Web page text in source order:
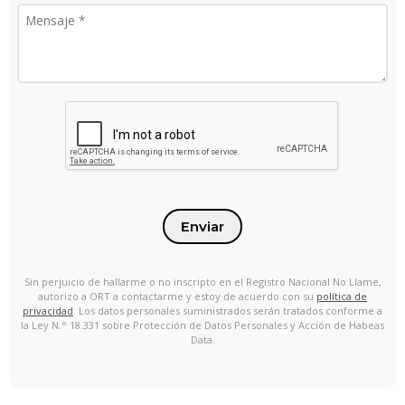
Enviar
Sin perjuicio de hallarme o no inscripto en el Registro Nacional No Llame,
autorizo a ORT a contactarme y estoy de acuerdo con su política de
privacidad. Los datos personales suministrados serán tratados conforme a
la Ley N.° 18.331 sobre Protección de Datos Personales y Acción de Habeas
Data.